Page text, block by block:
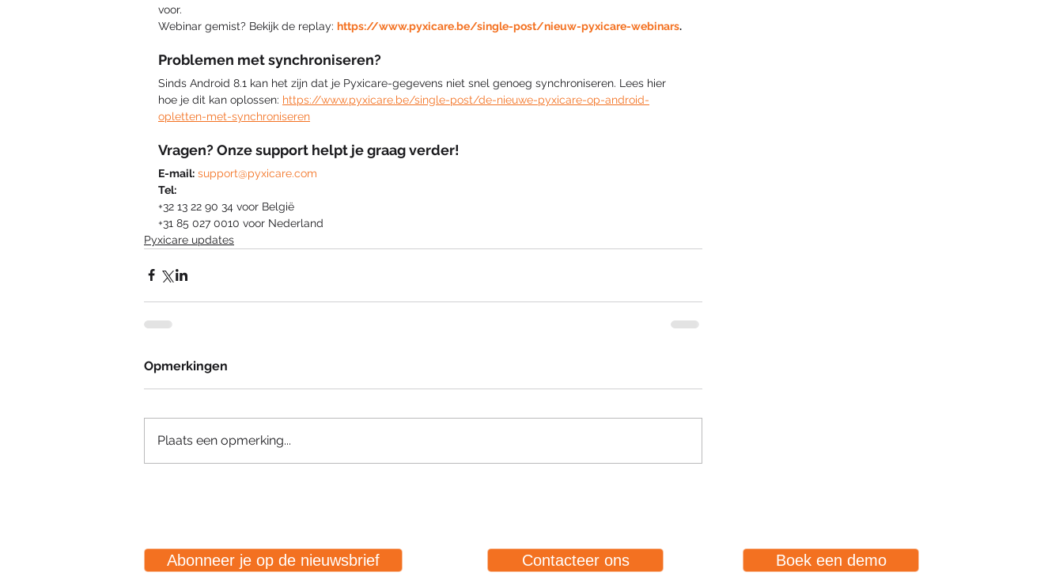
voor.
Webinar gemist? Bekijk de replay: https://www.pyxicare.be/single-post/nieuw-pyxicare-webinars.
Problemen met synchroniseren?
Sinds Android 8.1 kan het zijn dat je Pyxicare-gegevens niet snel genoeg synchroniseren. Lees hier
hoe je dit kan oplossen: https://www.pyxicare.be/single-post/de-nieuwe-pyxicare-op-android-
opletten-met-synchroniseren
Vragen? Onze support helpt je graag verder!
E-mail: support@pyxicare.com
Tel:
+32 13 22 90 34 voor België
+31 85 027 0010 voor Nederland
Pyxicare updates
Opmerkingen
Plaats een opmerking...
Abonneer je op de nieuwsbrief Contacteer ons Boek een demo